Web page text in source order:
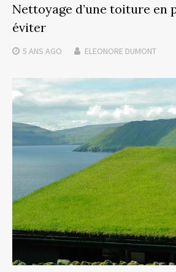
Nettoyage d’une toiture en
éviter
5 ANS AGO ELEONORE DUMONT